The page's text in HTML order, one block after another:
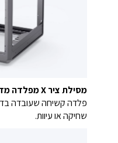
מסילת ציר X מפלדה מדויקת
פלדה קשיחה שעובדה
שחיקה או עיוות.